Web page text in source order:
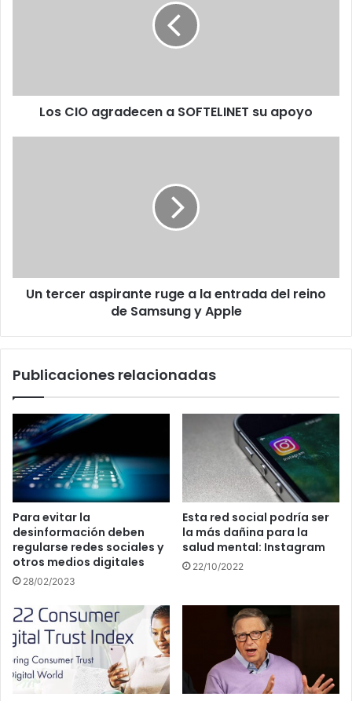
Los CIO agradecen a SOFTELINET su apoyo
reino
Un tercer aspirante ruge a la entrada del reino
de Samsung y Apple
Publicaciones relacionadas
Para evitar la
desinformación deben
regularse redes sociales y
otros medios digitales
28/02/2023
Esta red social podría ser
la más dañina para la
salud mental: Instagram
22/10/2022